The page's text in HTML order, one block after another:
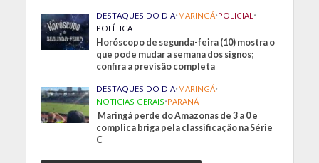
DESTAQUES DO DIA•MARINGÁ•POLICIAL•
POLÍTICA
Horóscopo de segunda-feira (10) mostra o
que pode mudar a semana dos signos;
confira a previsão completa
DESTAQUES DO DIA•MARINGÁ•
NOTICIAS GERAIS•PARANÁ
Maringá perde do Amazonas de 3 a 0 e
complica briga pela classificação na Série
C